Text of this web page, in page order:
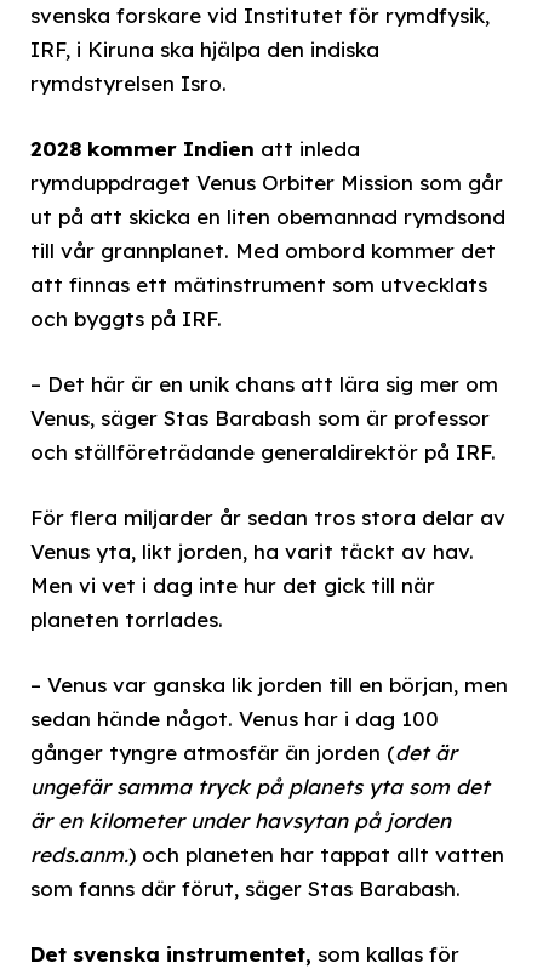
svenska forskare vid Institutet för rymdfysik,
IRF, i Kiruna ska hjälpa den indiska
rymdstyrelsen Isro.
2028 kommer Indien att inleda
rymduppdraget Venus Orbiter Mission som går
ut på att skicka en liten obemannad rymdsond
till vår grannplanet. Med ombord kommer det
att finnas ett mätinstrument som utvecklats
och byggts på IRF.
– Det här är en unik chans att lära sig mer om
Venus, säger Stas Barabash som är professor
och ställföreträdande generaldirektör på IRF.
För flera miljarder år sedan tros stora delar av
Venus yta, likt jorden, ha varit täckt av hav.
Men vi vet i dag inte hur det gick till när
planeten torrlades.
– Venus var ganska lik jorden till en början, men
sedan hände något. Venus har i dag 100
gånger tyngre atmosfär än jorden (det är
ungefär samma tryck på planets yta som det
är en kilometer under havsytan på jorden
reds.anm.) och planeten har tappat allt vatten
som fanns där förut, säger Stas Barabash.
Det svenska instrumentet, som kallas för